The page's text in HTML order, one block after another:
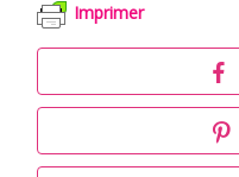
Imprimer